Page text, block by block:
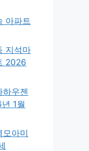
아파트
지석마
2026
하우젠
1월
아미